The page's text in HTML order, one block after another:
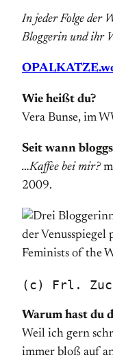
In jeder Folge der
Bloggerin und ihr
Wie heißt du?
Vera Bunse, im
Seit wann
…Kaffee bei mir?
2009.
(c) Frl.
Warum hast du
Weil ich gern
immer bloß auf